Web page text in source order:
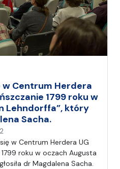
w Centrum Herdera
1799 roku w
Lehndorffa”, który
Sacha.
a
p
i
w Centrum Herdera UG
roku w oczach Augusta
dr Magdalena Sacha.